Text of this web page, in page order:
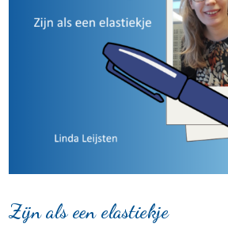
Zijn als een elastiekje